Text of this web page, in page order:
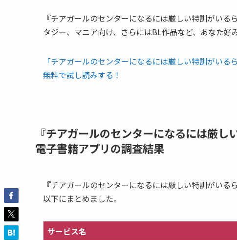
『チアガールのセンターになるには厳しい特訓がい
タジー、マニア向け、さらにはBL作品など、あなた好
「チアガールのセンターになるには厳しい特訓がいる
無料で試し読みする！
『チアガールのセンターになるには厳
電子書籍アプリの調査結果
『チアガールのセンターになるには厳しい特訓がい
以下にまとめました。
サービス名